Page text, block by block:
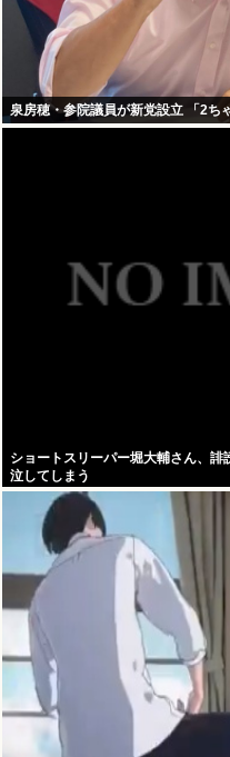
泉房穂・参院議員が新党設立 「2ち
ショートスリーパー堀大輔さん、
泣してしまう